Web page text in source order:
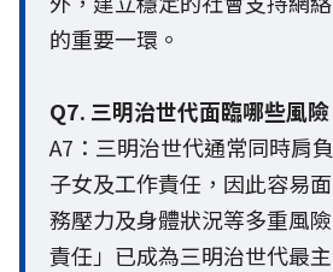
的重要一環。
Q7. 三明治世代面臨哪些風險
A7：三明治世代通常同時肩
子女及工作責任，因此容易
務壓力及身體狀況等多重風
責任」已成為三明治世代最